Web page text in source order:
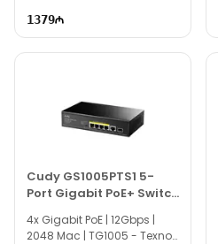
1379
Cudy GS1005PTS1 5-
Port Gigabit PoE+ Switch
4x Gigabit PoE | 12Gbps |
2048 Mac | TG1005 - Texno